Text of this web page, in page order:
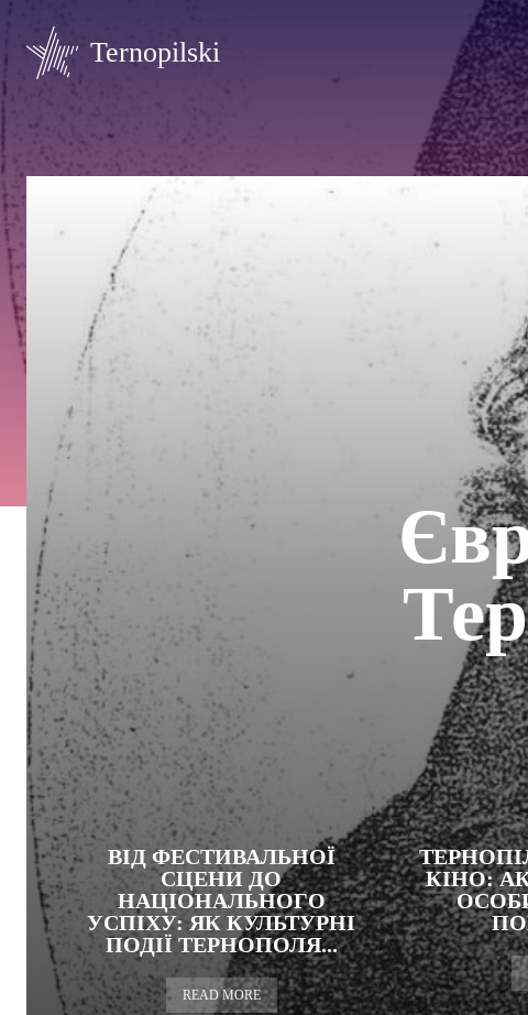
Ternopilski
ВІД ФЕСТИВАЛЬНОЇ
СЦЕНИ ДО
НАЦІОНАЛЬНОГО
УСПІХУ: ЯК КУЛЬТУРНІ
ПОДІЇ ТЕРНОПОЛЯ...
READ MORE
КІНО: